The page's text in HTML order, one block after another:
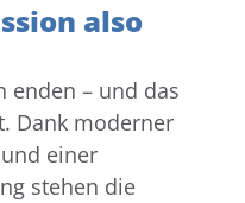
also
enden – und das
Dank moderner
einer
stehen die